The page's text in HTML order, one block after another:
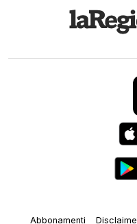
Abbonamenti